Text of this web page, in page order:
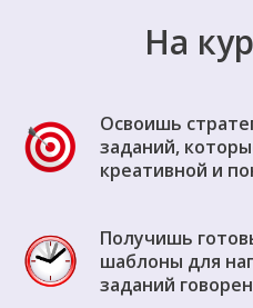
На
Освоишь
заданий,
креативной и
Получишь
шаблоны для
заданий